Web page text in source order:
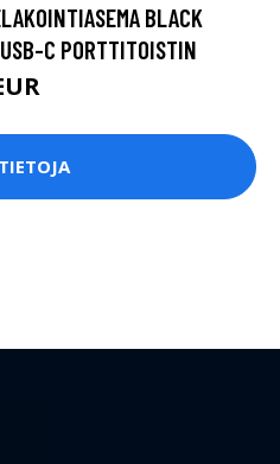
BLACK
C PORTTITOISTIN